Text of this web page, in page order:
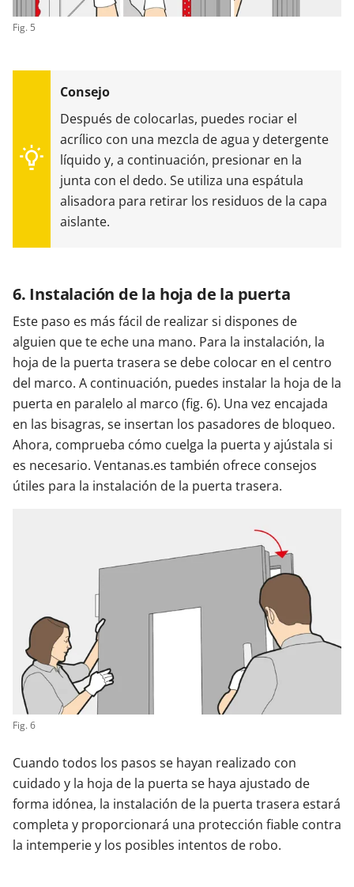
Fig. 5
Después de colocarlas, puedes rociar el
acrílico con una mezcla de agua y detergente
líquido y, a continuación, presionar en la
junta con el dedo. Se utiliza una espátula
alisadora para retirar los residuos de la capa
aislante.
6. Instalación de la hoja de la puerta
Este paso es más fácil de realizar si dispones de
alguien que te eche una mano. Para la instalación, la
hoja de la puerta trasera se debe colocar en el centro
del marco. A continuación, puedes instalar la hoja de la
puerta en paralelo al marco (fig. 6). Una vez encajada
en las bisagras, se insertan los pasadores de bloqueo.
Ahora, comprueba cómo cuelga la puerta y ajústala si
es necesario. Ventanas.es también ofrece consejos
útiles para la instalación de la puerta trasera.
Fig. 6
Cuando todos los pasos se hayan realizado con
cuidado y la hoja de la puerta se haya ajustado de
forma idónea, la instalación de la puerta trasera estará
completa y proporcionará una protección fiable contra
la intemperie y los posibles intentos de robo.